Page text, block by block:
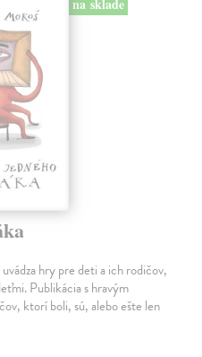
hry pre deti a ich rodičov,
Publikácia s hravým
ktorí boli, sú, alebo ešte len